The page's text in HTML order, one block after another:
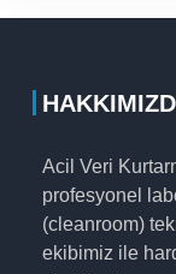
Acil Veri
profesyonel
(cleanroom)
ekibimiz ile